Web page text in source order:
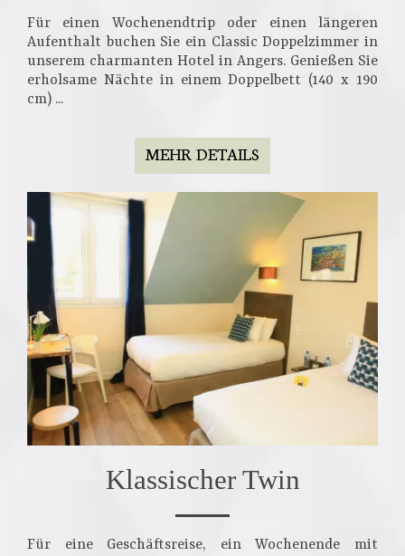
Für einen Wochenendtrip oder einen längeren
Aufenthalt buchen Sie ein Classic Doppelzimmer in
unserem charmanten Hotel in Angers. Genießen Sie
erholsame Nächte in einem Doppelbett (140 x 190
cm) ...
MEHR DETAILS
Klassischer Twin
Für eine Geschäftsreise, ein Wochenende mit